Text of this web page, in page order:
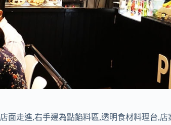
店面走進,右手邊為點餡料區,透明食材料理台,店